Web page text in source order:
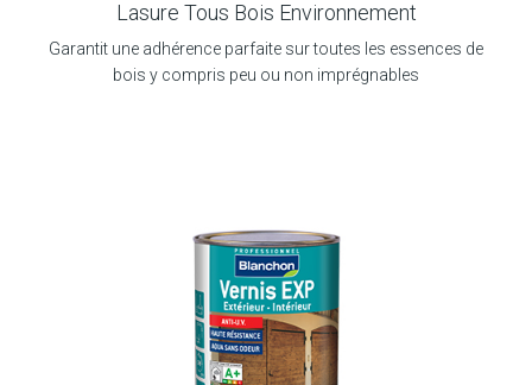
Lasure Tous Bois Environnement
Garantit une adhérence parfaite sur toutes les essences de
bois y compris peu ou non imprégnables